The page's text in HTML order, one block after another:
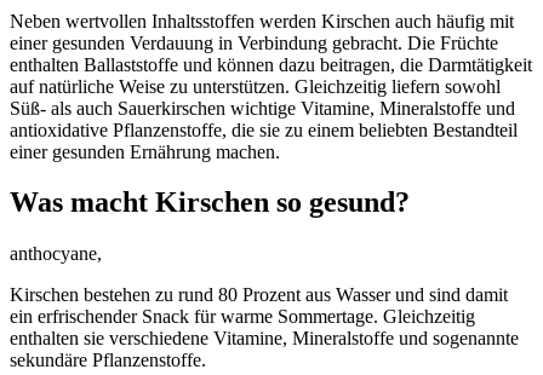
Neben wertvollen Inhaltsstoffen werden Kirschen auch häufig mit
einer gesunden Verdauung in Verbindung gebracht. Die Früchte
enthalten Ballaststoffe und können dazu beitragen, die Darmtätigkeit
auf natürliche Weise zu unterstützen. Gleichzeitig liefern sowohl
Süß- als auch Sauerkirschen wichtige Vitamine, Mineralstoffe und
antioxidative Pflanzenstoffe, die sie zu einem beliebten Bestandteil
einer gesunden Ernährung machen.
Was macht Kirschen so gesund?
anthocyane,
Kirschen bestehen zu rund 80 Prozent aus Wasser und sind damit
ein erfrischender Snack für warme Sommertage. Gleichzeitig
enthalten sie verschiedene Vitamine, Mineralstoffe und sogenannte
sekundäre Pflanzenstoffe.